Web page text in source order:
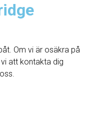
Om vi ​​är osäkra på
att kontakta dig